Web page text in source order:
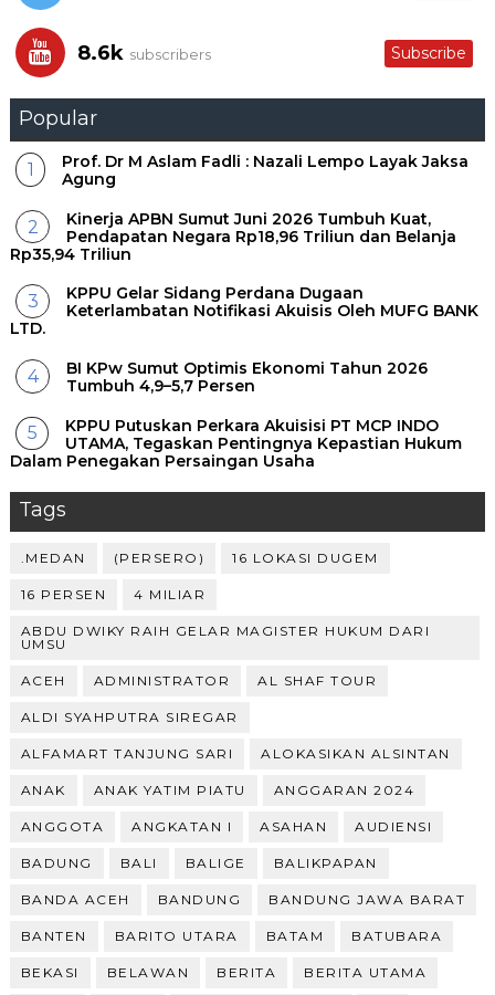
8.6k subscribers Subscribe
Popular
Prof. Dr M Aslam Fadli : Nazali Lempo Layak Jaksa
Agung
Kinerja APBN Sumut Juni 2026 Tumbuh Kuat,
Pendapatan Negara Rp18,96 Triliun dan Belanja
Rp35,94 Triliun
KPPU Gelar Sidang Perdana Dugaan
Keterlambatan Notifikasi Akuisis Oleh MUFG BANK
LTD.
BI KPw Sumut Optimis Ekonomi Tahun 2026
Tumbuh 4,9–5,7 Persen
KPPU Putuskan Perkara Akuisisi PT MCP INDO
UTAMA, Tegaskan Pentingnya Kepastian Hukum
Dalam Penegakan Persaingan Usaha
Tags
.MEDAN (PERSERO) 16 LOKASI DUGEM
16 PERSEN 4 MILIAR
ABDU DWIKY RAIH GELAR MAGISTER HUKUM DARI
UMSU
ACEH ADMINISTRATOR AL SHAF TOUR
ALDI SYAHPUTRA SIREGAR
ALFAMART TANJUNG SARI ALOKASIKAN ALSINTAN
ANAK ANAK YATIM PIATU ANGGARAN 2024
ANGGOTA ANGKATAN I ASAHAN AUDIENSI
BADUNG BALI BALIGE BALIKPAPAN
BANDA ACEH BANDUNG BANDUNG JAWA BARAT
BANTEN BARITO UTARA BATAM BATUBARA
BEKASI BELAWAN BERITA BERITA UTAMA